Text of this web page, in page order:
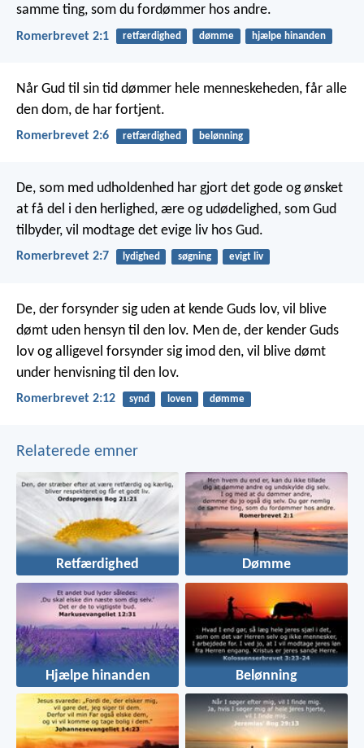
samme ting, som du fordømmer hos andre.
Romerbrevet 2:1 retfærdighed dømme hjælpe hinanden
Når Gud til sin tid dømmer hele menneskeheden, får alle
den dom, de har fortjent.
Romerbrevet 2:6 retfærdighed belønning
De, som med udholdenhed har gjort det gode og ønsket
at få del i den herlighed, ære og udødelighed, som Gud
tilbyder, vil modtage det evige liv hos Gud.
Romerbrevet 2:7 lydighed søgning evigt liv
De, der forsynder sig uden at kende Guds lov, vil blive
dømt uden hensyn til den lov. Men de, der kender Guds
lov og alligevel forsynder sig imod den, vil blive dømt
under henvisning til den lov.
Romerbrevet 2:12 synd loven dømme
Relaterede emner
Retfærdighed Dømme
Hjælpe hinanden Belønning